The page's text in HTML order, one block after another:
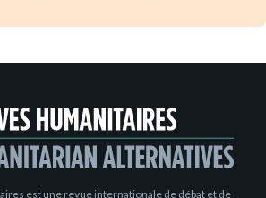
est une revue internationale de débat et de